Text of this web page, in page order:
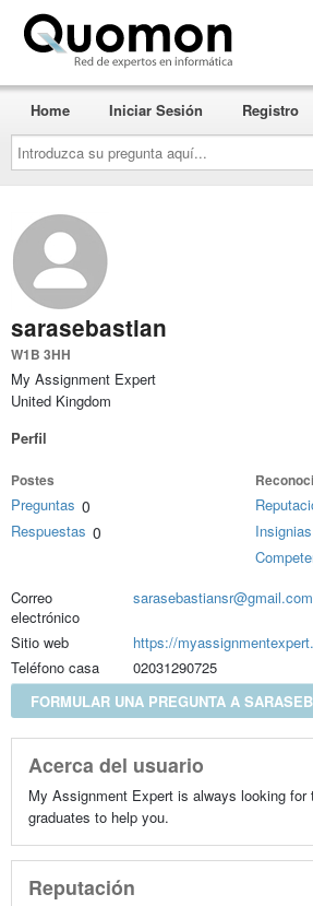
Introduzca
su
pregunta
aquí...
Home Iniciar Sesión Registro
sarasebastian
W1B 3HH
My Assignment Expert
United Kingdom
Perfil
Postes
Preguntas 0
Respuestas 0 Insignias
Correo
electrónico
sarasebastiansr@gmail.com
Sitio web
https://
Teléfono casa
02031290725
FORMULAR UNA PREGUNTA A
Acerca del usuario
My Assignment Expert is always looking for
graduates to help you.
Reputación